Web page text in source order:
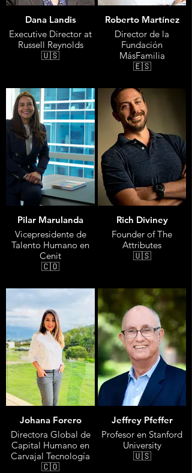
Dana Landis
Executive Director at
Russell Reynolds
🇺🇸
Roberto Martínez
Director de la
Fundación
MásFamilia
🇪🇸
Pilar Marulanda
Vicepresidente de
Talento Humano en
Cenit
🇨🇴
Rich Diviney
Founder of The
Attributes
🇺🇸
Johana Forero
Directora Global de
Capital Humano en
Carvajal Tecnología
🇨🇴
Jeffrey Pfeffer
Profesor en Stanford
University
🇺🇸